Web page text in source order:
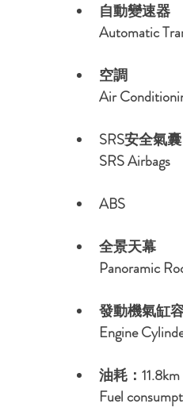
自動變速器
Automatic
空調
Air
SRS安全氣囊
SRS Airbags
ABS
全景天幕
Panoramic
發動機氣缸
Engine
油耗：
Fuel